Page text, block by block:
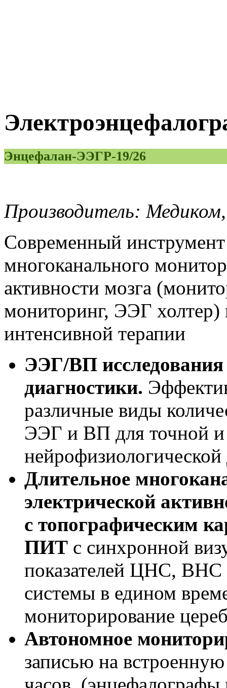
Энцефалан-ЭЭГР-19/26
Производитель:
Современный инструмент
многоканального
активности мозга
мониторинг, ЭЭГ холтер)
интенсивной терапии
ЭЭГ/ВП
диагностики.
различные виды
ЭЭГ и ВП для точной
Длительное
электрической
с топографическим
ПИТ с синхронной
показателей ЦНС, ВНС
системы в едином
мониторирование
Автономное
записью на